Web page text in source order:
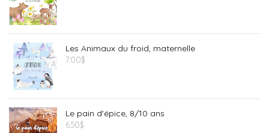
Les Animaux du froid, maternelle
7.00$
Le pain d'épice, 8/10 ans
6.50$